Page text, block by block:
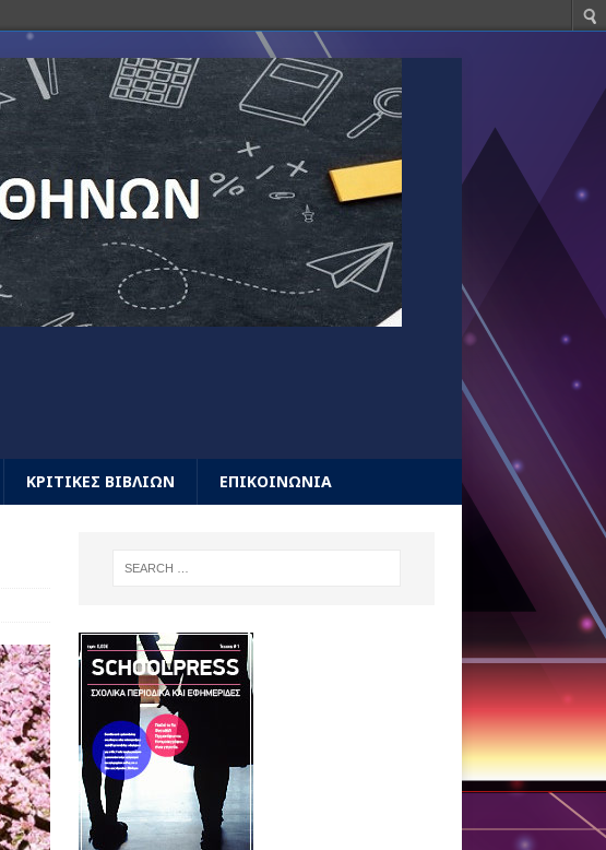
ΚΡΙΤΙΚΕΣ ΒΙΒΛΙΩΝ ΕΠΙΚΟΙΝΩΝΙΑ